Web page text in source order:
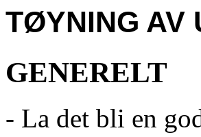
TØYNING AV
GENERELT
- La det bli en